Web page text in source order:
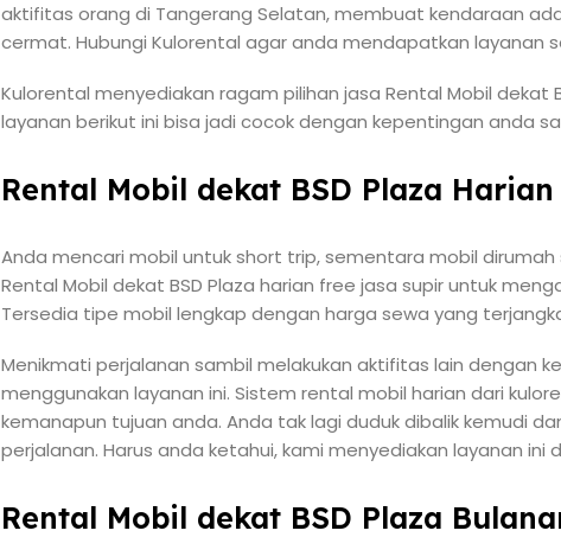
aktifitas orang di Tangerang Selatan, membuat kendaraan
cermat. Hubungi Kulorental agar anda mendapatkan layanan
Kulorental menyediakan ragam pilihan jasa Rental Mobil
layanan berikut ini bisa jadi cocok dengan kepentingan anda
Rental Mobil dekat BSD Plaza Harian
Anda mencari mobil untuk short trip, sementara mobil
Rental Mobil dekat BSD Plaza harian free jasa supir untuk
Tersedia tipe mobil lengkap dengan harga sewa yang
Menikmati perjalanan sambil melakukan aktifitas lain dengan
menggunakan layanan ini. Sistem rental mobil harian dari
kemanapun tujuan anda. Anda tak lagi duduk dibalik kemudi
perjalanan. Harus anda ketahui, kami menyediakan layanan ini
Rental Mobil dekat BSD Plaza